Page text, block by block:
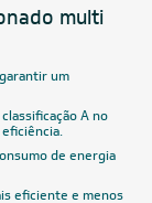
multi
um
A no
de energia
eficiente e menos